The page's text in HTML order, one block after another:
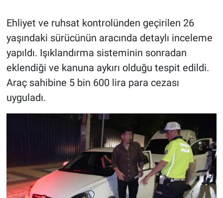
Ehliyet ve ruhsat kontrolünden geçirilen 26
yaşındaki sürücünün aracında detaylı inceleme
yapıldı. Işıklandırma sisteminin sonradan
eklendiği ve kanuna aykırı olduğu tespit edildi.
Araç sahibine 5 bin 600 lira para cezası
uyguladı.